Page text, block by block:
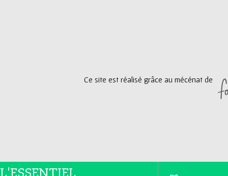
Ce site est réalisé grâce au mécénat de